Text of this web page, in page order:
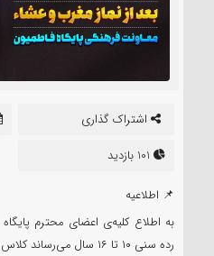
اشتراک گذاری
📌 اطلاعیه
به اطلاع کلیه‌ی اعضای محترم
رده سنی ۱۰ تا ۱۶ سال می‌رساند کلاس تفریحی فرهنگی